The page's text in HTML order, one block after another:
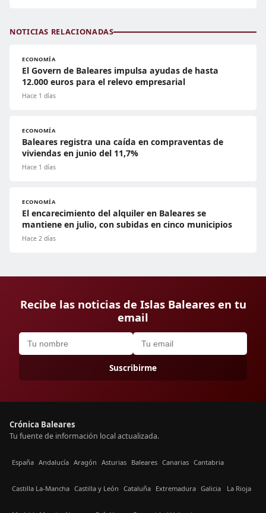
NOTICIAS RELACIONADAS
ECONOMÍA
El Govern de Baleares impulsa ayudas de hasta
12.000 euros para el relevo empresarial
Hace 1 días
ECONOMÍA
Baleares registra una caída en compraventas de
viviendas en junio del 11,7%
Hace 1 días
ECONOMÍA
El encarecimiento del alquiler en Baleares se
mantiene en julio, con subidas en cinco municipios
Hace 2 días
Recibe las noticias de Islas Baleares en tu
email
Suscribirme
Crónica Baleares
Tu fuente de información local actualizada.
España Andalucía Aragón Asturias Baleares Canarias Cantabria
Castilla La-Mancha Castilla y León Cataluña Extremadura Galicia La Rioja